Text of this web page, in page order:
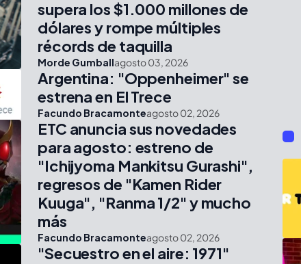
supera los $1.000 millones de
dólares y rompe múltiples
récords de taquilla
Morde Gumballagosto 03, 2026
Argentina: "Oppenheimer" se
estrena en El Trece
Facundo Bracamonteagosto 02, 2026
ETC anuncia sus novedades
para agosto: estreno de
"Ichijyoma Mankitsu Gurashi",
regresos de "Kamen Rider
Kuuga", "Ranma 1/2" y mucho
más
Facundo Bracamonteagosto 02, 2026
"Secuestro en el aire: 1971"